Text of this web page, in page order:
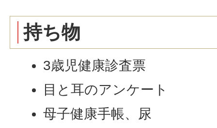
持ち物
3歳児健康診査票
目と耳のアンケート
母子健康手帳、尿